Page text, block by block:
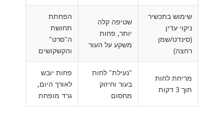
שימוש בתכשיר
ניקוי עדין
(סינדט/שמן
רחצה)
שטיפה קלה
יותר, פחות
משקע על העור
הפחתת
תחושת
ה"סרט"
והקשקושים
מריחת לחות
תוך 3 דקות
"נעילת" לחות
בעור וחיזוק
מחסום
פחות יובש
לאורך היום,
גרד מופחת